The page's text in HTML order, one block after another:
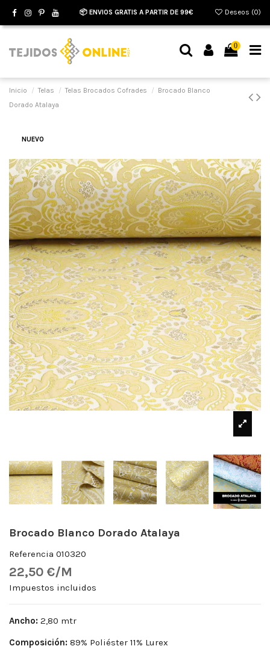
📦 ENVIOS GRATIS A PARTIR DE 99€ Deseos (0)
0
Inicio Telas Telas Brocados Cofrades
Brocado Blanco
Dorado Atalaya
NUEVO
Brocado Blanco Dorado Atalaya
Referencia 010320
22,50 €/M
Impuestos incluidos
Ancho: 2,80 mtr
Composición: 89% Poliéster 11% Lurex